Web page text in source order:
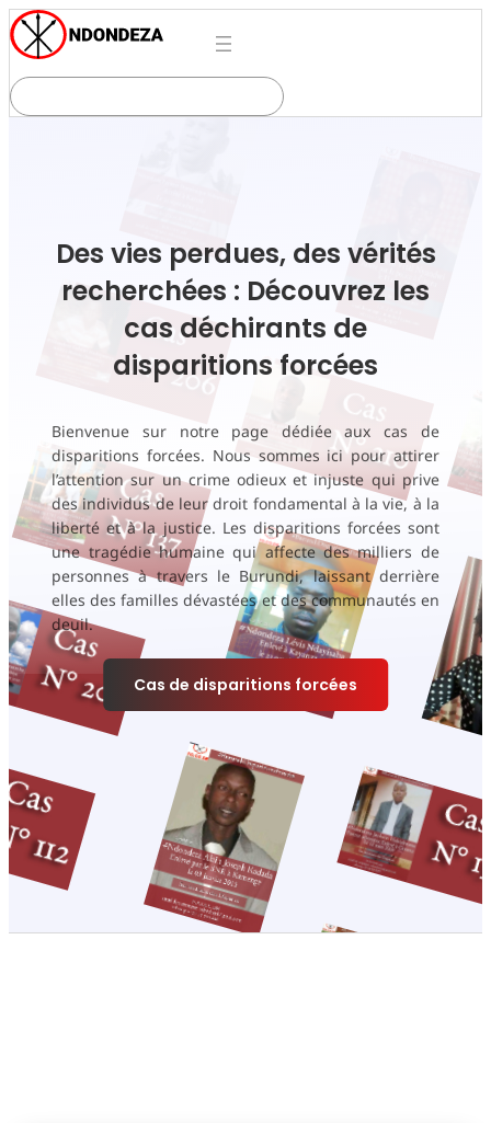
R
e
Des vies perdues, des vérités
recherchées : Découvrez les
cas déchirants de
disparitions forcées
Bienvenue sur notre page dédiée aux cas de
disparitions forcées. Nous sommes ici pour attirer
l’attention sur un crime odieux et injuste qui prive
des individus de leur droit fondamental à la vie, à la
liberté et à la justice. Les disparitions forcées sont
une tragédie humaine qui affecte des milliers de
personnes à travers le Burundi, laissant derrière
elles des familles dévastées et des communautés en
deuil.
Cas de disparitions forcées